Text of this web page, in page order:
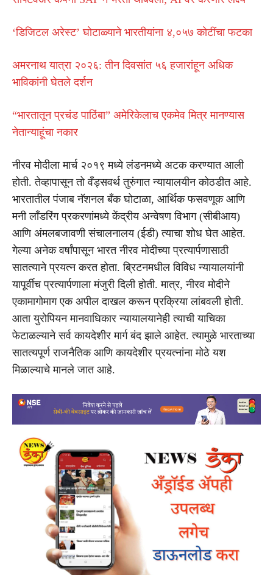
‘डिजिटल अरेस्ट’ घोटाळ्याने भारतीयांना ४,०५७ कोटींचा फटका
अमरनाथ यात्रा २०२६: तीन दिवसांत ५६ हजारांहून अधिक
भाविकांनी घेतले दर्शन
“भारतातून प्रचंड पाठिंबा” अमेरिकेलाच एकमेव मित्र मानण्यास
नेतान्याहूंचा नकार
नीरव मोदीला मार्च २०१९ मध्ये लंडनमध्ये अटक करण्यात आली
होती. तेव्हापासून तो वँड्सवर्थ तुरुंगात न्यायालयीन कोठडीत आहे.
भारतातील पंजाब नॅशनल बँक घोटाळा, आर्थिक फसवणूक आणि
मनी लाँडरिंग प्रकरणांमध्ये केंद्रीय अन्वेषण विभाग (सीबीआय)
आणि अंमलबजावणी संचालनालय (ईडी) त्याचा शोध घेत आहेत.
गेल्या अनेक वर्षांपासून भारत नीरव मोदीच्या प्रत्यार्पणासाठी
सातत्याने प्रयत्न करत होता. ब्रिटनमधील विविध न्यायालयांनी
यापूर्वीच प्रत्यार्पणाला मंजुरी दिली होती. मात्र, नीरव मोदीने
एकामागोमाग एक अपील दाखल करून प्रक्रिया लांबवली होती.
आता युरोपियन मानवाधिकार न्यायालयानेही त्याची याचिका
फेटाळल्याने सर्व कायदेशीर मार्ग बंद झाले आहेत. त्यामुळे भारताच्या
सातत्यपूर्ण राजनैतिक आणि कायदेशीर प्रयत्नांना मोठे यश
मिळाल्याचे मानले जात आहे.